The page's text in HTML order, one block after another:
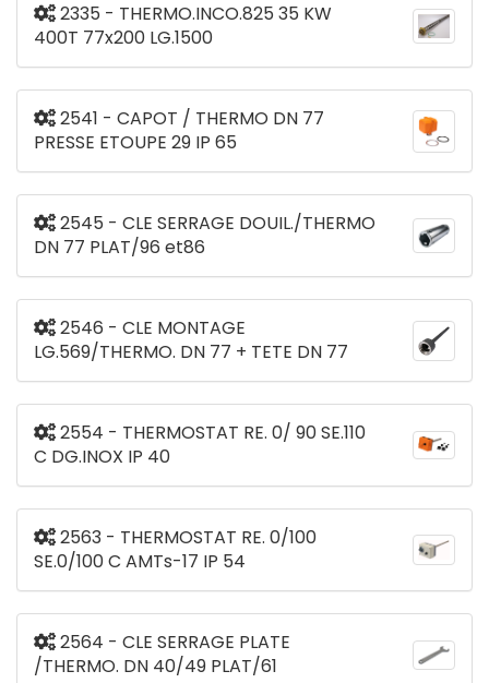
2335 - THERMO.INCO.825 35 KW
400T 77x200 LG.1500
2541 - CAPOT / THERMO DN 77
PRESSE ETOUPE 29 IP 65
2545 - CLE SERRAGE DOUIL./THERMO
DN 77 PLAT/96 et86
2546 - CLE MONTAGE
LG.569/THERMO. DN 77 + TETE DN 77
2554 - THERMOSTAT RE. 0/ 90 SE.110
C DG.INOX IP 40
2563 - THERMOSTAT RE. 0/100
SE.0/100 C AMTs-17 IP 54
2564 - CLE SERRAGE PLATE
/THERMO. DN 40/49 PLAT/61